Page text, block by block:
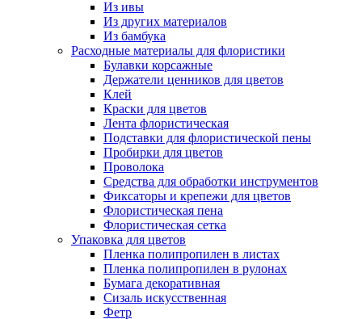
Из ивы
Из других материалов
Из бамбука
Расходные материалы для флористики
Булавки корсажные
Держатели ценников для цветов
Клей
Краски для цветов
Лента флористическая
Подставки для флористической пены
Пробирки для цветов
Проволока
Средства для обработки инструментов
Фиксаторы и крепежи для цветов
Флористическая пена
Флористическая сетка
Упаковка для цветов
Пленка полипропилен в листах
Пленка полипропилен в рулонах
Бумага декоративная
Сизаль искусственная
Фетр